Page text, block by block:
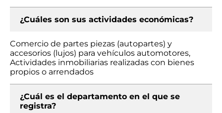
¿Cuáles son sus actividades económicas?
Comercio de partes piezas (autopartes) y
accesorios (lujos) para vehículos automotores,
Actividades inmobiliarias realizadas con bienes
propios o arrendados
¿Cuál es el departamento en el que se
registra?